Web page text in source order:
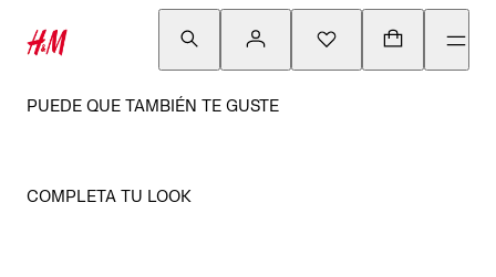
PUEDE QUE TAMBIÉN TE GUSTE
COMPLETA TU LOOK